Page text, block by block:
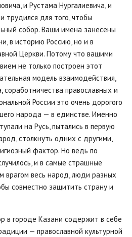
и Рустама Нургалиевича, и
трудился для того, чтобы
собор. Ваши имена занесены
в историю Россию, но и в
Церкви. Потому что вашими
не только построен этот
модель взаимодействия,
соработничества православных и
России это очень дорогого
народа — в единстве. Именно
на Русь, пытались в первую
столкнуть одних с другими,
фактор. Но ведь по
и в самые страшные
врагом весь народ, люди разных
совместно защитить страну и
в городе Казани содержит в себе
— православной культурной